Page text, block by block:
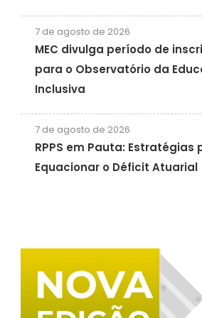
7 de agosto de 2026
MEC divulga período de
para o Observatório da
Inclusiva
7 de agosto de 2026
RPPS em Pauta: Estratégias
Equacionar o Déficit Atuarial